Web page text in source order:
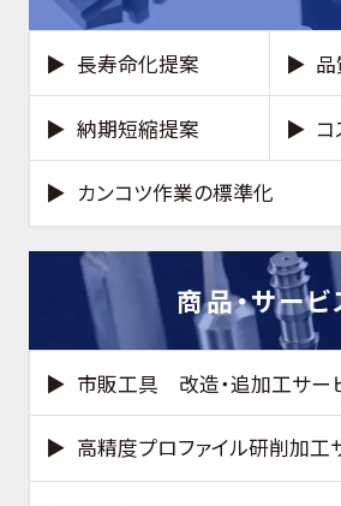
長寿命化提案
納期短縮提案
カンコツ作業の標準化
商品・サービ
市販工具 改造・追加工サー
高精度プロファイル研削加工